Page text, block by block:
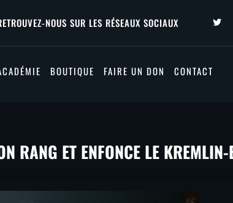
NOUS SUR LES RÉSEAUX SOCIAUX
BOUTIQUE FAIRE UN DON CONTACT
RANG ET ENFONCE LE